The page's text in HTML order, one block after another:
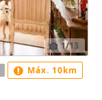
1/13
Máx. 10km